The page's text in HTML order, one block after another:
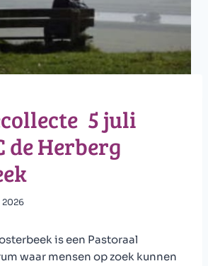
5 juli
de Herberg
2026
is een Pastoraal
waar mensen op zoek kunnen